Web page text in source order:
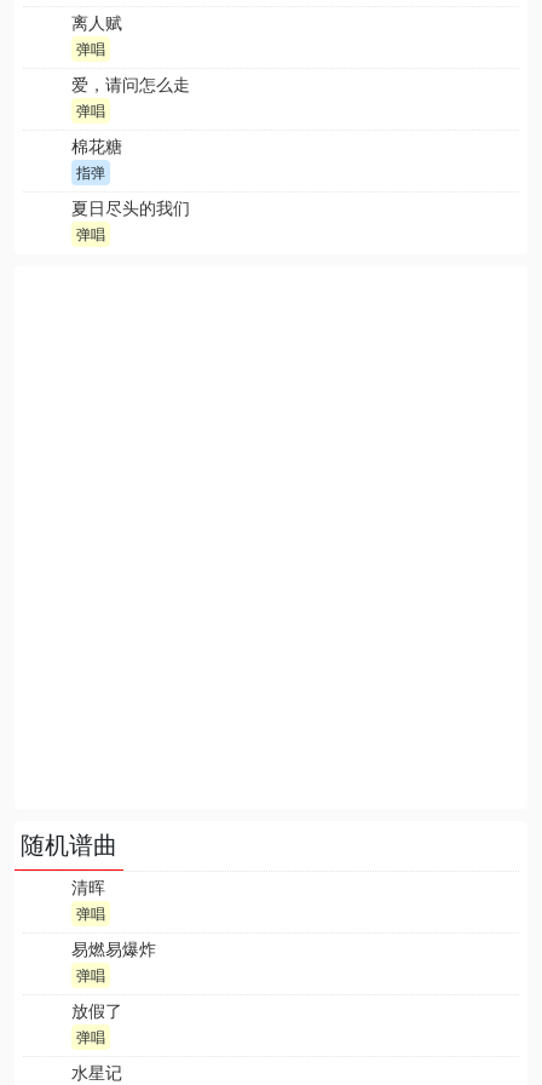
离人赋
弹唱
爱，请问怎么走
弹唱
棉花糖
指弹
夏日尽头的我们
弹唱
随机谱曲
清晖
弹唱
易燃易爆炸
弹唱
放假了
弹唱
水星记